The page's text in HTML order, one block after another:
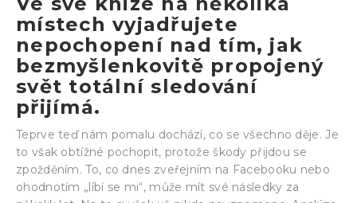
místech vyjadřujete
nepochopení nad tím, jak
bezmyšlenkovitě propojený
svět totální sledování
přijímá.
Teprve teď nám pomalu dochází, co se všechno děje. Je
to však obtížné pochopit, protože škody přijdou se
zpožděním. To, co dnes zveřejním na Facebooku nebo
ohodnotím „líbí se mi“, může mít své následky za